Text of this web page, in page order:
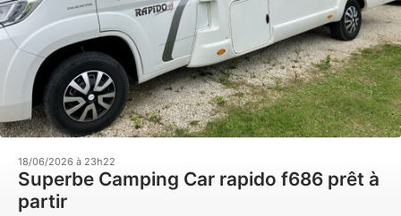
18/06/2026 à 23h22
Superbe Camping Car rapido f686 prêt à
partir